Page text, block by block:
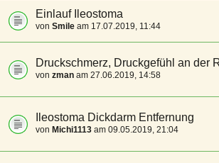
Einlauf Ileostoma
von Smile am 17.07.2019, 11:44
Druckschmerz, Druckgefühl an der
von zman am 27.06.2019, 14:58
Ileostoma Dickdarm Entfernung
von Michi1113 am 09.05.2019, 21:04